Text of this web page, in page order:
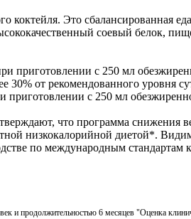
коктейля. Это
соевый белок,
приготовлении с 250 мл
от рекомендованного уровня
приготовлении с 250 мл
что программа
низкокалорийной диетой*.
по международным стандартам
и продолжительностью 6 месяцев "Оценка